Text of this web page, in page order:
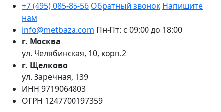
+7 (495) 085-85-56 Обратный звонок Напишите
нам
info@metbaza.com Пн-Пт: с 09:00 до 18:00
г. Москва
ул. Челябинская, 10, корп.2
г. Щелково
ул. Заречная, 139
ИНН 9719064803
ОГРН 1247700197359